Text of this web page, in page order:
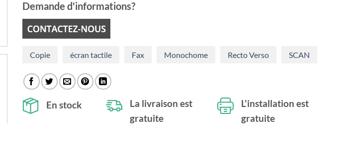
Demande d'informations?
Copie écran tactile Fax Monochome Recto Verso SCAN
En stock
La livraison est
gratuite
L'installation est
gratuite